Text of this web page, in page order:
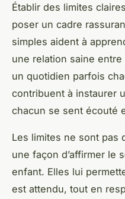
Établir des limites
poser un cadre
simples aident à
une relation saine
un quotidien parfois
contribuent à instaurer
chacun se sent écouté
Les limites ne sont pas
une façon d’affirmer le
enfant. Elles lui
est attendu, tout en